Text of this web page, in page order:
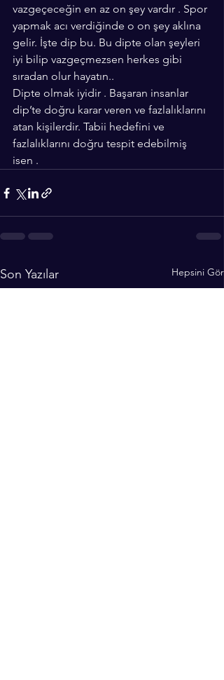
vazgeçeceğin en az on şey vardır . Spor
yapmak acı verdiğinde o on şey aklına
gelir. İşte dip bu. Bu dipte olan şeyleri
iyi bilip vazgeçmezsen herkes gibi
sıradan olur hayatın..
Dipte olmak iyidir . Başaran insanlar
dip’te doğru karar veren ve fazlalıklarını
atan kişilerdir. Tabii hedefini ve
fazlalıklarını doğru tespit edebilmiş
isen .
Son Yazılar Hepsini Gör